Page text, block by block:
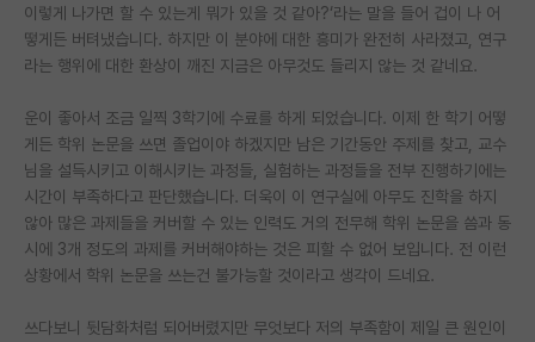
이렇게 나가면 할 수 있는게 뭐가 있을 것 같아?‘라는 말을 들어 겁이 나 어
떻게든 버텨냈습니다. 하지만 이 분야에 대한 흥미가 완전히 사라졌고, 연구
라는 행위에 대한 환상이 깨진 지금은 아무것도 들리지 않는 것 같네요.
운이 좋아서 조금 일찍 3학기에 수료를 하게 되었습니다. 이제 한 학기 어떻
게든 학위 논문을 쓰면 졸업이야 하겠지만 남은 기간동안 주제를 찾고, 교수
님을 설득시키고 이해시키는 과정들, 실험하는 과정들을 전부 진행하기에는
시간이 부족하다고 판단했습니다. 더욱이 이 연구실에 아무도 진학을 하지
않아 많은 과제들을 커버할 수 있는 인력도 거의 전무해 학위 논문을 씀과 동
시에 3개 정도의 과제를 커버해야하는 것은 피할 수 없어 보입니다. 전 이런
상황에서 학위 논문을 쓰는건 불가능할 것이라고 생각이 드네요.
쓰다보니 뒷담화처럼 되어버렸지만 무엇보다 저의 부족함이 제일 큰 원인이